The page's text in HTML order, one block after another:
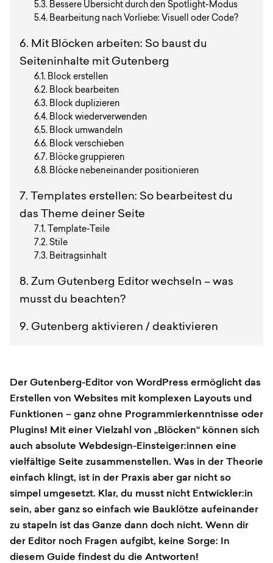
Bessere Übersicht durch den Spotlight-Modus
Bearbeitung nach Vorliebe: Visuell oder Code?
Mit Blöcken arbeiten: So baust du
Seiteninhalte mit Gutenberg
Block erstellen
Block bearbeiten
Block duplizieren
Block wiederverwenden
Block umwandeln
Block verschieben
Blöcke gruppieren
Blöcke nebeneinander positionieren
Templates erstellen: So bearbeitest du
das Theme deiner Seite
Template-Teile
Stile
Beitragsinhalt
Zum Gutenberg Editor wechseln – was
musst du beachten?
Gutenberg aktivieren / deaktivieren
Der Gutenberg-Editor von WordPress ermöglicht das
Erstellen von Websites mit komplexen Layouts und
Funktionen – ganz ohne Programmierkenntnisse oder
Plugins! Mit einer Vielzahl von „Blöcken“ können sich
auch absolute Webdesign-Einsteiger:innen eine
vielfältige Seite zusammenstellen. Was in der Theorie
einfach klingt, ist in der Praxis aber gar nicht so
simpel umgesetzt. Klar, du musst nicht Entwickler:in
sein, aber ganz so einfach wie Bauklötze aufeinander
zu stapeln ist das Ganze dann doch nicht. Wenn dir
der Editor noch Fragen aufgibt, keine Sorge: In
diesem Guide findest du die Antworten!